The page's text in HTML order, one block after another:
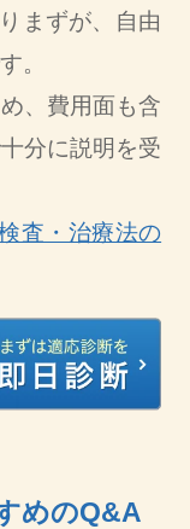
まずが、自由
。
、費用面も含
分に説明を受
査・治療法の
めのQ&A